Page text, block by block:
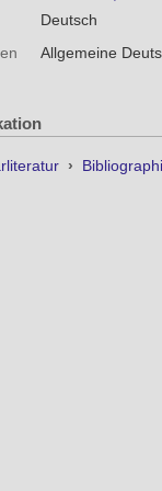
Deutsch
Allgemeine
›